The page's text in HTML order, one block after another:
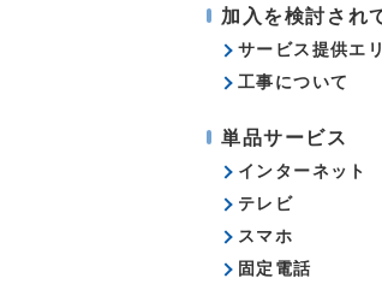
加入を検討され
サービス提供エ
工事について
単品サービス
インターネット
テレビ
スマホ
固定電話